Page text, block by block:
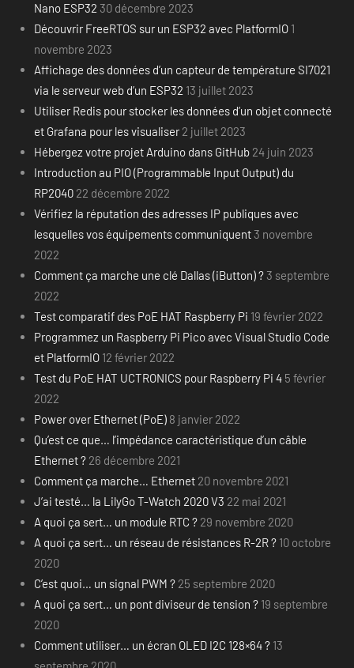
Nano ESP32 30 décembre 2023
Découvrir FreeRTOS sur un ESP32 avec PlatformIO 1
novembre 2023
Affichage des données d’un capteur de température SI7021
via le serveur web d’un ESP32 13 juillet 2023
Utiliser Redis pour stocker les données d’un objet connecté
et Grafana pour les visualiser 2 juillet 2023
Hébergez votre projet Arduino dans GitHub 24 juin 2023
Introduction au PIO (Programmable Input Output) du
RP2040 22 décembre 2022
Vérifiez la réputation des adresses IP publiques avec
lesquelles vos équipements communiquent 3 novembre
2022
Comment ça marche une clé Dallas (iButton) ? 3 septembre
2022
Test comparatif des PoE HAT Raspberry Pi 19 février 2022
Programmez un Raspberry Pi Pico avec Visual Studio Code
et PlatformIO 12 février 2022
Test du PoE HAT UCTRONICS pour Raspberry Pi 4 5 février
2022
Power over Ethernet (PoE) 8 janvier 2022
Qu’est ce que… l’impédance caractéristique d’un câble
Ethernet ? 26 décembre 2021
Comment ça marche… Ethernet 20 novembre 2021
J’ai testé… la LilyGo T-Watch 2020 V3 22 mai 2021
A quoi ça sert… un module RTC ? 29 novembre 2020
A quoi ça sert… un réseau de résistances R-2R ? 10 octobre
2020
C’est quoi… un signal PWM ? 25 septembre 2020
A quoi ça sert… un pont diviseur de tension ? 19 septembre
2020
Comment utiliser… un écran OLED I2C 128×64 ? 13